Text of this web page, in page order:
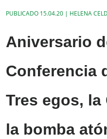
PUBLICADO 15.04.20 | HELENA
Aniversario
Conferencia
Tres egos, la
la bomba